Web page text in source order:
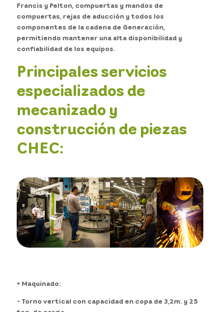
Francis y Pelton, compuertas y mandos de
compuertas, rejas de aducción y todos los
componentes de la cadena de Generación,
permitiendo mantener una alta disponibilidad y
confiabilidad de los equipos.
Principales servicios
especializados de
mecanizado y
construcción de piezas
CHEC:
• Maquinado:
- Torno vertical con capacidad en copa de 3,2m. y 25